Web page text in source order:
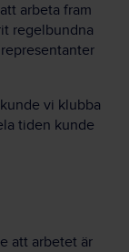
arbeta fram
regelbundna
vi klubba
tiden kunde
att arbetet är